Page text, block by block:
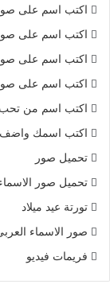
اكتب اسم على
اكتب اسم على
اكتب اسم على
اكتب اسم على صور
اكتب اسم من
اكتب اسمك
تحميل صور
تحميل صور
تورتة عيد ميلاد
صور الاسماء
فريمات فيديو